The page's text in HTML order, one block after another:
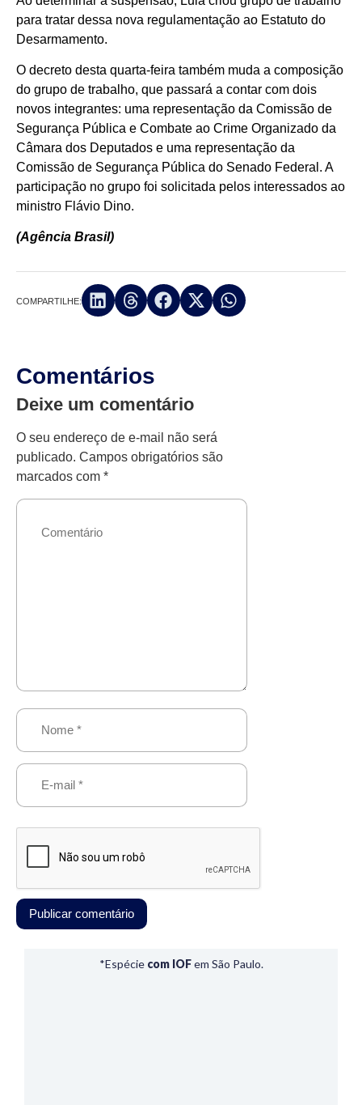
para tratar dessa nova regulamentação ao Estatuto do
Desarmamento.
O decreto desta quarta-feira também muda a composição
do grupo de trabalho, que passará a contar com dois
novos integrantes: uma representação da Comissão de
Segurança Pública e Combate ao Crime Organizado da
Câmara dos Deputados e uma representação da
Comissão de Segurança Pública do Senado Federal. A
participação no grupo foi solicitada pelos interessados ao
ministro Flávio Dino.
(Agência Brasil)
COMPARTILHE:
Comentários
Deixe um comentário
O seu endereço de e-mail não será
publicado. Campos obrigatórios são
marcados com *